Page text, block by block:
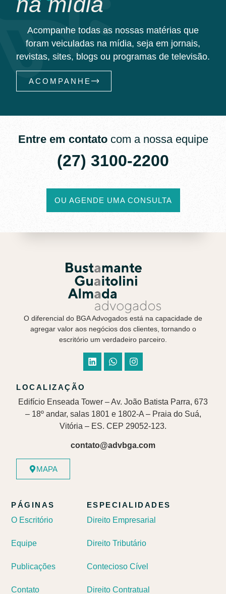
Acompanhe todas as nossas matérias que
foram veiculadas na mídia, seja em jornais,
revistas, sites, blogs ou programas de televisão.
ACOMPANHE
Entre em contatocom a nossa equipe
(27) 3100-2200​
OU AGENDE UMA CONSULTA
O diferencial do BGA Advogados está na capacidade de
agregar valor aos negócios dos clientes, tornando o
escritório um verdadeiro parceiro.
PÁGINAS
O Escritório
Equipe
Publicações
Contato
ESPECIALIDADES
Direito Empresarial
Direito Tributário
Contecioso Cível
Direito Contratual
LOCALIZAÇÃO
Edifício Enseada Tower – Av. João Batista Parra, 673
– 18º andar, salas 1801 e 1802-A – Praia do Suá,
Vitória – ES. CEP 29052-123.
contato@advbga.com
MAPA